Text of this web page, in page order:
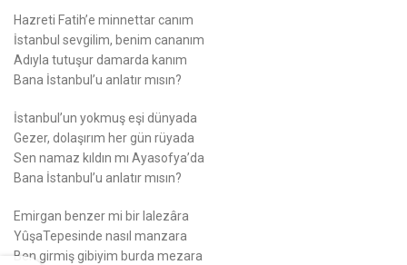
Hazreti Fatih’e minnettar canım
İstanbul sevgilim, benim cananım
Adıyla tutuşur damarda kanım
Bana İstanbul’u anlatır mısın?
İstanbul’un yokmuş eşi dünyada
Gezer, dolaşırım her gün rüyada
Sen namaz kıldın mı Ayasofya’da
Bana İstanbul’u anlatır mısın?
Emirgan benzer mi bir lalezâra
YûşaTepesinde nasıl manzara
Ben girmiş gibiyim burda mezara